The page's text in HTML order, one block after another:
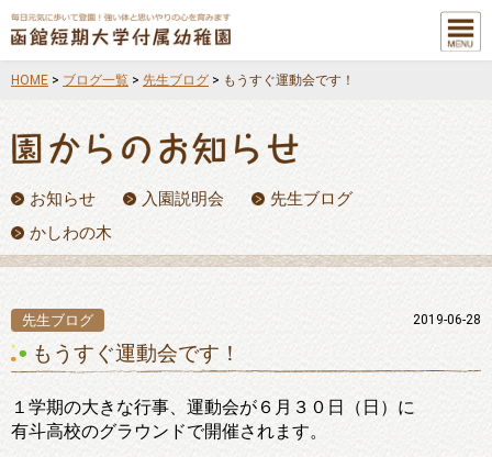
メニュ
HOME > ブログ一覧 > 先生ブログ > もうすぐ運動会です！
お知らせ 入園説明会
先生ブログ
かしわの木
先生ブログ 2019-06-28
もうすぐ運動会です！
１学期の大きな行事、運動会が６月３０日（日）に
有斗高校のグラウンドで開催されます。